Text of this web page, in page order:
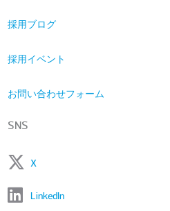
採用ブログ
採用イベント
お問い合わせフォーム
SNS
X
LinkedIn